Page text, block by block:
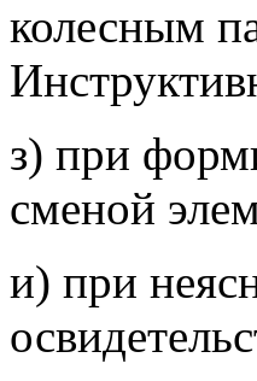
колесным
з) при
сменой
и) при